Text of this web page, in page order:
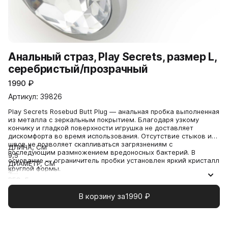
Анальный страз, Play Secrets, размер L,
серебристый/прозрачный
1990 ₽
Артикул: 39826
Play Secrets Rosebud Butt Plug — анальная пробка выполненная
из металла с зеркальным покрытием. Благодаря узкому
кончику и гладкой поверхности игрушка не доставляет
дискомфорта во время использования. Отсутствие стыков и
швов не позволяет скапливаться загрязнениям с
последующим размножением вредоносных бактерий. В
основание — ограничитель пробки установлен яркий кристалл
круглой формы.
ДЛИНА, СМ
9,5
ДИАМЕТР, СМ
4
ВЕС, Г
160
В корзину за1990 ₽